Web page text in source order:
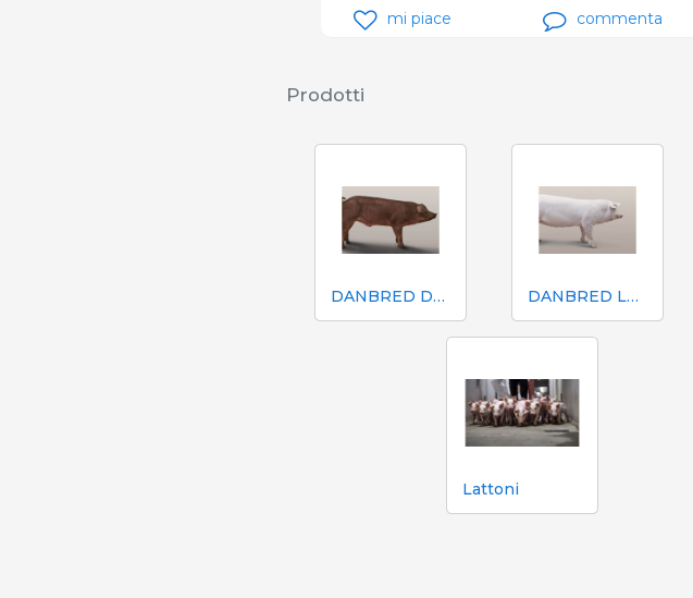
mi piace commenta
Prodotti
DANBRED DUROC (DD) DANBRED LANDRACE (LL)
Lattoni